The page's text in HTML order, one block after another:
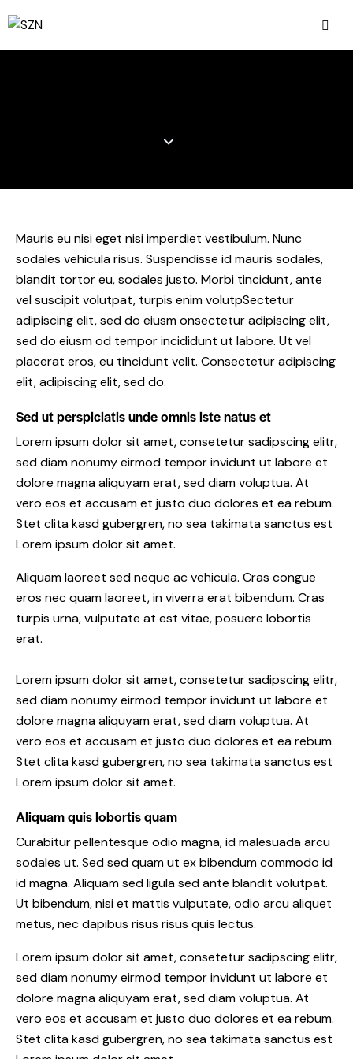
Mauris eu nisi eget nisi imperdiet vestibulum. Nunc
sodales vehicula risus. Suspendisse id mauris sodales,
blandit tortor eu, sodales justo. Morbi tincidunt, ante
vel suscipit volutpat, turpis enim volutpSectetur
adipiscing elit, sed do eiusm onsectetur adipiscing elit,
sed do eiusm od tempor incididunt ut labore. Ut vel
placerat eros, eu tincidunt velit. Consectetur adipiscing
elit, adipiscing elit, sed do.
Sed ut perspiciatis unde omnis iste natus et
Lorem ipsum dolor sit amet, consetetur sadipscing elitr,
sed diam nonumy eirmod tempor invidunt ut labore et
dolore magna aliquyam erat, sed diam voluptua. At
vero eos et accusam et justo duo dolores et ea rebum.
Stet clita kasd gubergren, no sea takimata sanctus est
Lorem ipsum dolor sit amet.
Aliquam laoreet sed neque ac vehicula. Cras congue
eros nec quam laoreet, in viverra erat bibendum. Cras
turpis urna, vulputate at est vitae, posuere lobortis
erat.
Lorem ipsum dolor sit amet, consetetur sadipscing elitr,
sed diam nonumy eirmod tempor invidunt ut labore et
dolore magna aliquyam erat, sed diam voluptua. At
vero eos et accusam et justo duo dolores et ea rebum.
Stet clita kasd gubergren, no sea takimata sanctus est
Lorem ipsum dolor sit amet.
Aliquam quis lobortis quam
Curabitur pellentesque odio magna, id malesuada arcu
sodales ut. Sed sed quam ut ex bibendum commodo id
id magna. Aliquam sed ligula sed ante blandit volutpat.
Ut bibendum, nisi et mattis vulputate, odio arcu aliquet
metus, nec dapibus risus risus quis lectus.
Lorem ipsum dolor sit amet, consetetur sadipscing elitr,
sed diam nonumy eirmod tempor invidunt ut labore et
dolore magna aliquyam erat, sed diam voluptua. At
vero eos et accusam et justo duo dolores et ea rebum.
Stet clita kasd gubergren, no sea takimata sanctus est